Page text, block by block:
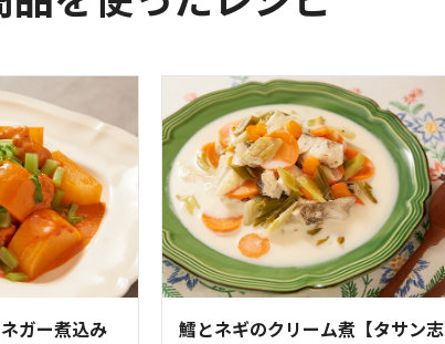
ガー煮込み
鱈とネギのクリーム煮【タサン志